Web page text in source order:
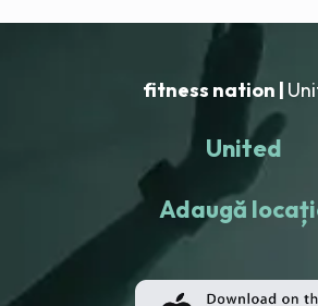
fitness nation |
United
Adaugă